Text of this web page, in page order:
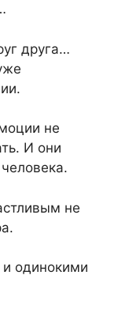
друга…
не
И они
не
одинокими